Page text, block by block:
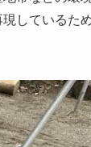
しているた